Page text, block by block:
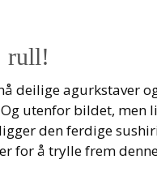
rull!
deilige agurkstaver
utenfor bildet, men
den ferdige
for å trylle frem